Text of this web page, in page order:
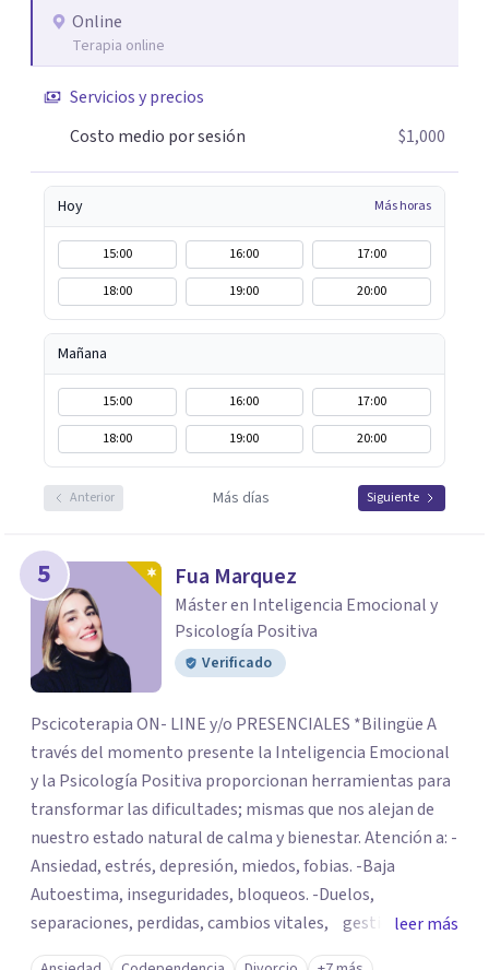
Online
Terapia online
Servicios y precios
Costo medio por sesión
$1,000
Hoy Más horas
15:00 16:00
17:00
18:00
19:00 20:00
Mañana
15:00 16:00
17:00
18:00
19:00 20:00
Anterior Más días Siguiente
5 Fua Marquez
Máster en Inteligencia Emocional y
Psicología Positiva
Verificado
Pscicoterapia ON- LINE y/o PRESENCIALES *Bilingüe A
través del momento presente la Inteligencia Emocional
y la Psicología Positiva proporcionan herramientas para
transformar las dificultades; mismas que nos alejan de
nuestro estado natural de calma y bienestar. Atención a: -
Ansiedad, estrés, depresión, miedos, fobias. -Baja
Autoestima, inseguridades, bloqueos. -Duelos,
separaciones, perdidas, cambios vitales, gestión de
emociones, tristeza, ira, soledad. Si deseas resolver una
leer más